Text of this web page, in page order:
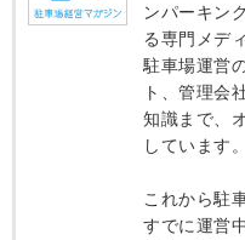
ンパーキン
る専門メデ
駐車場運営
ト、管理会
知識まで、
しています。
これから駐
すでに運営